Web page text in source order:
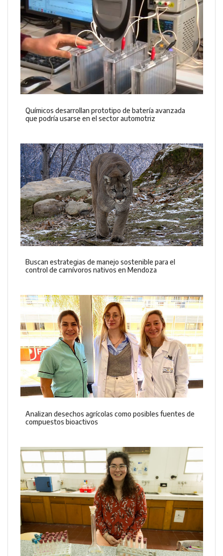
Químicos desarrollan prototipo de batería avanzada
que podría usarse en el sector automotriz
Buscan estrategias de manejo sostenible para el
control de carnívoros nativos en Mendoza
Analizan desechos agrícolas como posibles fuentes de
compuestos bioactivos